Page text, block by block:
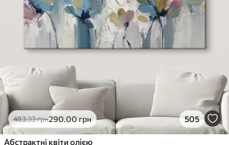
483.33грн290.00грн 505
Абстрактні квіти олією